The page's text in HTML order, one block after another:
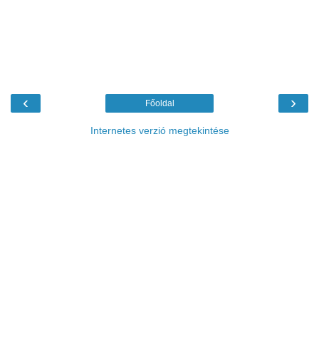
‹ ›
Főoldal
Internetes verzió megtekintése